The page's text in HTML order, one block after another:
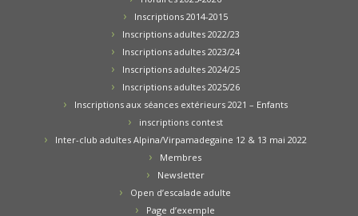
Inscriptions 2014-2015
Inscriptions adultes 2022/23
Inscriptions adultes 2023/24
Inscriptions adultes 2024/25
Inscriptions adultes 2025/26
Inscriptions aux séances extérieurs 2021 – Enfants
inscriptions contest
Inter-club adultes Alpina/Virpamadegaine 12 & 13 mai 2022
Membres
Newsletter
Open d’escalade adulte
Page d’exemple